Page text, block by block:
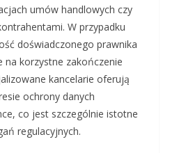
umów handlowych czy
W przypadku
doświadczonego prawnika
na korzystne zakończenie
kancelarie oferują
ochrony danych
co jest szczególnie istotne
regulacyjnych.